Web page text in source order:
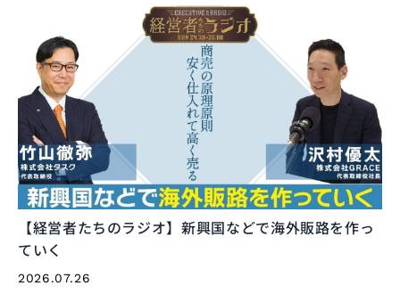
【経営者たちのラジオ】新興国などで海外販路を作っ
ていく
2026.07.26